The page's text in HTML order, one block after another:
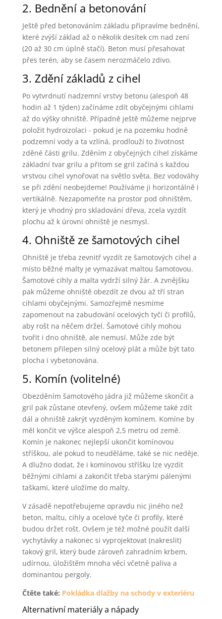
2. Bednění a betonování
Ještě před betonováním základu připravíme bednění,
které zvýší základ až o několik desítek cm nad zení
(20 až 30 cm úplně stačí). Beton musí přesahovat
přes terén, aby se časem nerozmáčelo zdivo.
3. Zdění základů z cihel
Po vytvrdnutí nadzemní vrstvy betonu (alespoň 48
hodin až 1 týden) začínáme zdít obyčejnými cihlami
až do výšky ohniště. Případně ještě můžeme nejprve
položit hydroizolaci - pokud je na pozemku hodně
podzemní vody a ta vzlíná, prodlouží to životnost
zděné části grilu. Zděním z obyčejných cihel získáme
základní tvar grilu a přitom se gril začíná s každou
vrstvou cihel vynořovat na světlo světa. Bez vodováhy
se při zdění neobejdeme! Používáme ji horizontálně i
vertikálně. Nezapomeňte na prostor pod ohništěm,
který je vhodný pro skladování dřeva, zcela vyzdít
plochu až k úrovni ohniště je nesmysl.
4. Ohniště ze šamotových cihel
Ohniště je třeba zevnitř vyzdít ze šamotových cihel a
místo běžné malty je vymazávat maltou šamotovou.
Šamotové cihly a malta vydrží silný žár. A zvnějšku
pak můžeme ohniště obezdít ze dvou až tří stran
cihlami obyčejnými. Samozřejmě nesmíme
zapomenout na zabudování ocelových tyčí či profilů,
aby rošt na něčem držel. Šamotové cihly mohou
tvořit i dno ohniště, ale nemusí. Může zde být
betonem přilepen silný ocelový plát a může být tato
plocha i vybetonována.
5. Komín (volitelné)
Obezděním šamotového jádra již můžeme skončit a
gril pak zůstane otevřený, ovšem můžeme také zdít
dál a ohniště zakrýt vyzděným komínem. Komíne by
měl končit ve výšce alespoň 2,5 metru od země.
Komín je nakonec nejlepší ukončit komínovou
stříškou, ale pokud to neuděláme, také se nic neděje.
A dlužno dodat, že i komínovou stříšku lze vyzdít
běžnými cihlami a zakončit třeba starými pálenými
taškami, které uložíme do malty.
V zásadě nepotřebujeme opravdu nic jiného než
beton, maltu, cihly a ocelové tyče či profily, které
budou držet rošt. Ovšem je též možné použít další
vychytávky a nakonec si vyprojektovat (nakreslit)
takový gril, který bude zároveň zahradním krbem,
udírnou, úložištěm mnoha věcí včetně paliva a
dominantou pergoly.
Čtěte také: Pokládka dlažby na schody v exteriéru
Alternativní materiály a nápady